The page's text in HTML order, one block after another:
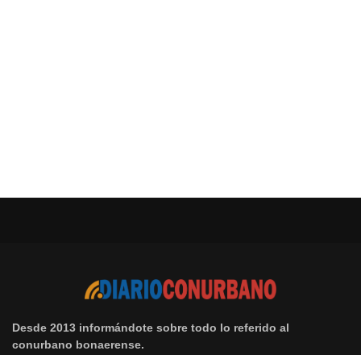
Desde 2013 informándote sobre todo lo referido al
conurbano bonaerense.